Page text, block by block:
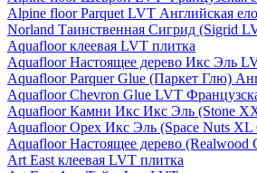
Alpine floor Parquet LVT Английская
Norland Таинственная Сигрид (Sigrid
Aquafloor клеевая LVT плитка
Aquafloor Настоящее дерево Икс Эль
Aquafloor Parquer Glue (Паркет Глю)
Aquafloor Chevron Glue LVT
Aquafloor Камни Икс Икс Эль (Stone
Aquafloor Орех Икс Эль (Space Nuts
Aquafloor Настоящее дерево (Realwood
Art East клеевая LVT плитка